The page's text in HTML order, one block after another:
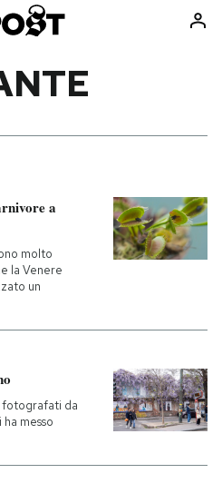
Consumismi
Ok Boomer!
Altrecose
a
molto
la Venere
un
fotografati da
messo